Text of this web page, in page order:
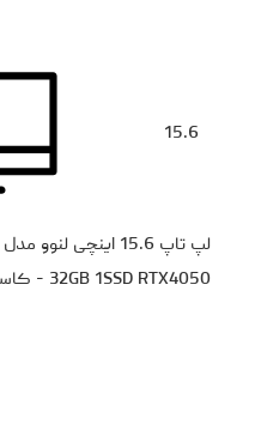
15.6
32GB 1SSD RTX4050 - کاستوم شده